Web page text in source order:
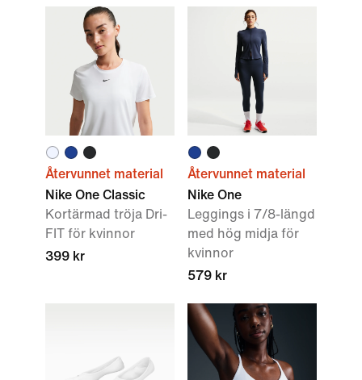
Återvunnet material
Nike One Classic
Kortärmad tröja Dri-
FIT för kvinnor
399 kr
Återvunnet material
Nike One
Leggings i 7/8-längd
med hög midja för
kvinnor
579 kr